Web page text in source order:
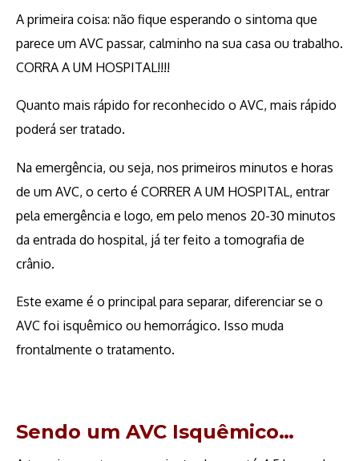
A primeira coisa: não fique esperando o sintoma que
parece um AVC passar, calminho na sua casa ou trabalho.
CORRA A UM HOSPITAL!!!!
Quanto mais rápido for reconhecido o AVC, mais rápido
poderá ser tratado.
Na emergência, ou seja, nos primeiros minutos e horas
de um AVC, o certo é CORRER A UM HOSPITAL, entrar
pela emergência e logo, em pelo menos 20-30 minutos
da entrada do hospital, já ter feito a tomografia de
crânio.
Este exame é o principal para separar, diferenciar se o
AVC foi isquêmico ou hemorrágico. Isso muda
frontalmente o tratamento.
Sendo um AVC Isquêmico…